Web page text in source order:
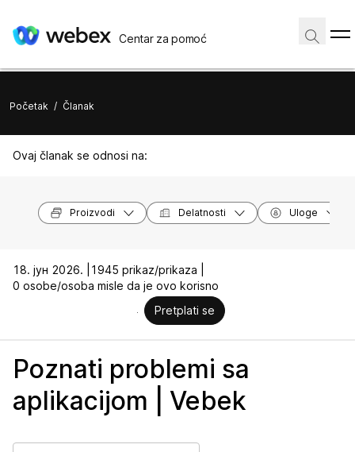
Centar za pomoć
Početak / Članak
Ovaj članak se odnosi na:
Proizvodi Delatnosti Uloge
18. јун 2026. |
1945 prikaz/prikaza |
0 osobe/osoba misle da je ovo korisno
Pretplati se
Poznati problemi sa
aplikacijom | Vebek